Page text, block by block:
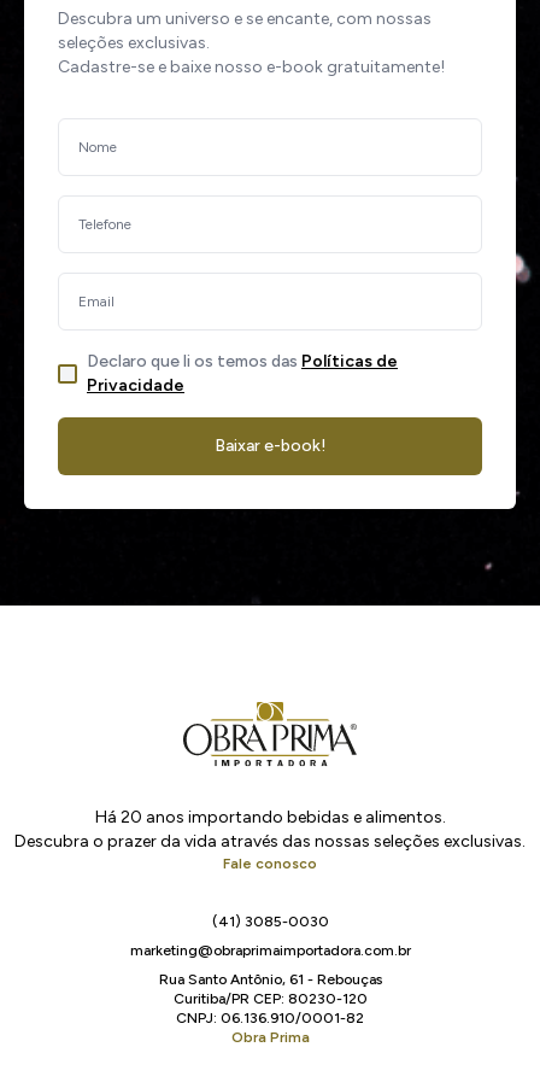
Descubra um universo e se encante, com nossas
seleções exclusivas.
Cadastre-se e baixe nosso e-book gratuitamente!
Declaro que li os temos das Políticas de
Privacidade
Baixar e-book!
Há 20 anos importando bebidas e alimentos.
Descubra o prazer da vida através das nossas seleções exclusivas.
Fale conosco
(41) 3085-0030
marketing@obraprimaimportadora.com.br
Rua Santo Antônio, 61 - Rebouças
Curitiba/PR CEP: 80230-120
CNPJ: 06.136.910/0001-82
Obra Prima